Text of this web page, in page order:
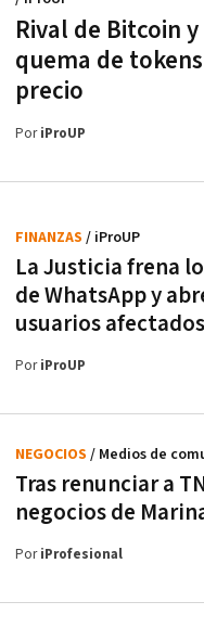
Rival de Bitcoin
quema de
precio
PoriProUP
La Justicia frena
de WhatsApp y
usuarios afectados
FINANZAS / iProUP
PoriProUP
Tras renunciar a
negocios de
NEGOCIOS / Medios de
PoriProfesional